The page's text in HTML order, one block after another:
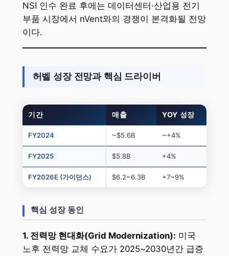
NSI 인수 완료 후에는 데이터센터·산업용 전기
부품 시장에서 nVent와의 경쟁이 본격화될 전망
이다.
허벨 성장 전망과 핵심 드라이버
기간 매출 YOY 성장
FY2024 ~$5.6B ~+4%
FY2025 $5.8B +4%
FY2026E (가이던스) $6.2~6.3B +7~9%
핵심 성장 동인
1. 전력망 현대화(Grid Modernization): 미국
노후 전력망 교체 수요가 2025~2030년간 급증